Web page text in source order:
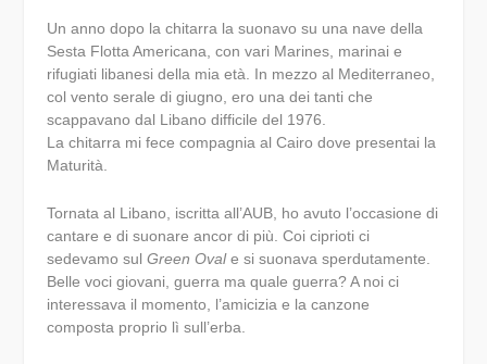
Un anno dopo la chitarra la suonavo su una nave della
Sesta Flotta Americana, con vari Marines, marinai e
rifugiati libanesi della mia età. In mezzo al Mediterraneo,
col vento serale di giugno, ero una dei tanti che
scappavano dal Libano difficile del 1976.
La chitarra mi fece compagnia al Cairo dove presentai la
Maturità.
Tornata al Libano, iscritta all’AUB, ho avuto l’occasione di
cantare e di suonare ancor di più. Coi ciprioti ci
sedevamo sul Green Ovale si suonava sperdutamente.
Belle voci giovani, guerra ma quale guerra? A noi ci
interessava il momento, l’amicizia e la canzone
composta proprio lì sull’erba.